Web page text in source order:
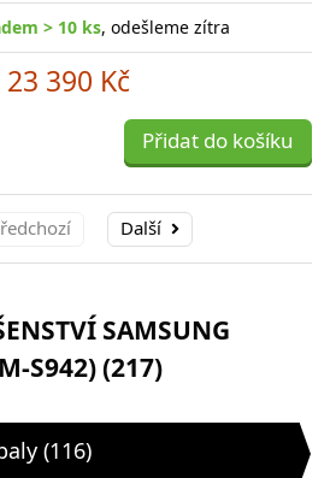
> 10 ks, odešleme zítra
23 390 Kč
Přidat do košíku
Další
SAMSUNG
S942) (217)
(116)